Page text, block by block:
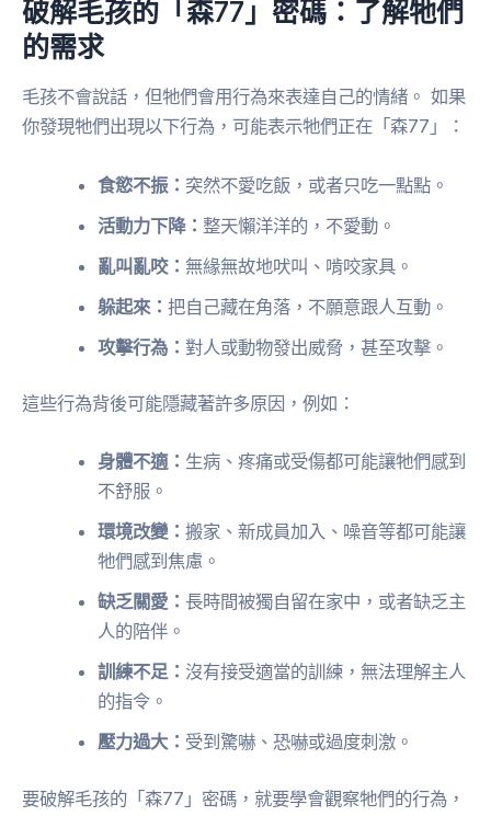
破解毛孩的「森77」密碼：了解牠們
的需求
毛孩不會說話，但牠們會用行為來表達自己的情緒。 如果
你發現牠們出現以下行為，可能表示牠們正在「森77」：
食慾不振： 突然不愛吃飯，或者只吃一點點。
活動力下降： 整天懶洋洋的，不愛動。
亂叫亂咬： 無緣無故地吠叫、啃咬家具。
躲起來：把自己藏在角落，不願意跟人互動。
攻擊行為：對人或動物發出威脅，甚至攻擊。
這些行為背後可能隱藏著許多原因，例如：
身體不適： 生病、疼痛或受傷都可能讓牠們感到
不舒服。
環境改變：搬家、新成員加入、噪音等都可能讓
牠們感到焦慮。
缺乏關愛： 長時間被獨自留在家中，或者缺乏主
人的陪伴。
訓練不足： 沒有接受適當的訓練，無法理解主人
的指令。
壓力過大： 受到驚嚇、恐嚇或過度刺激。
要破解毛孩的「森77」密碼，就要學會觀察牠們的行為，